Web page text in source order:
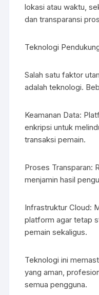
lokasi atau waktu,
dan transparansi
Teknologi
Salah satu faktor
adalah teknologi.
Keamanan Data:
enkripsi untuk
transaksi pemain.
Proses Transparan:
menjamin hasil
Infrastruktur Cloud:
platform agar tetap
pemain sekaligus.
Teknologi ini
yang aman,
semua pengguna.